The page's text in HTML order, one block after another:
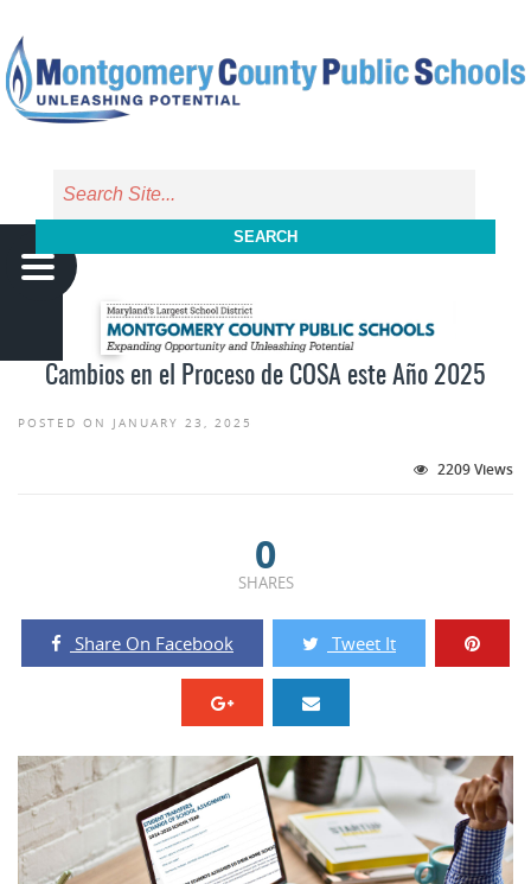
SEARCH
Cambios en el Proceso de COSA este Año 2025
POSTED ON JANUARY 23, 2025
2209 Views
0
SHARES
Share On Facebook Tweet It